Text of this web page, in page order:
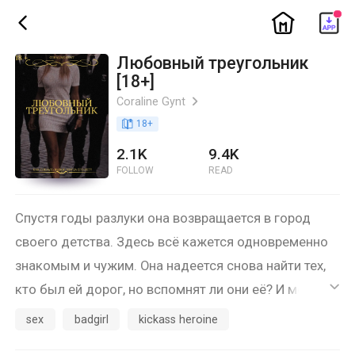
ic_back ic_home
Любовный треугольник
[18+]
Coraline Gynt ic_arrow_right
book_age 18+
2.1K
FOLLOW
9.4K
READ
Спустя годы разлуки она возвращается в город
своего детства. Здесь всё кажется одновременно
знакомым и чужим. Она надеется снова найти тех,
кто был ей дорог, но вспомнят ли они её? И можно
ли вернуть утраченную связь после стольких лет?
ic_default
sex badgirl kickass heroine